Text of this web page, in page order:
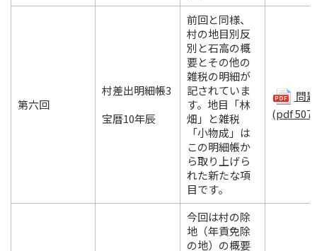
第六回
村差出明細帳3
宝暦10年辰
前回と同様、
村の地目別反
別と石高の概
要とその他の
雑税の明細が
記されていま
す。地目「林
畑」と雑税
「小物成」は
この明細帳か
ら取り上げら
れた新たな項
目です。
問
(pdf 507
今回は村の除
地（年貢免除
の地）の概要